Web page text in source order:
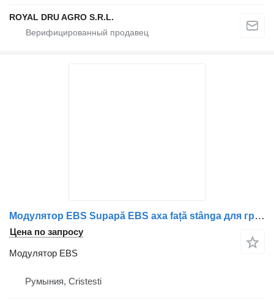
ROYAL DRU AGRO S.R.L.
Модулятор EBS Supapă EBS axa față stânga для грузовика MAN 8152106 6047 81521066047 81521066049 8152106 6049 81521069049 8152106 9049 81521066016 8152106 6016 81521066025 8152106 6025 815210
Цена по запросу
Модулятор EBS
Румыния, Cristesti